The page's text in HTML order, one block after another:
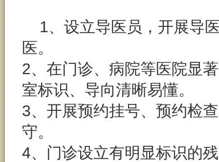
1、设立导医员，开展导
医。
2、在门诊、病院等医院显
室标识、导向清晰易懂。
3、开展预约挂号、预约检
守。
4、门诊设立有明显标识的